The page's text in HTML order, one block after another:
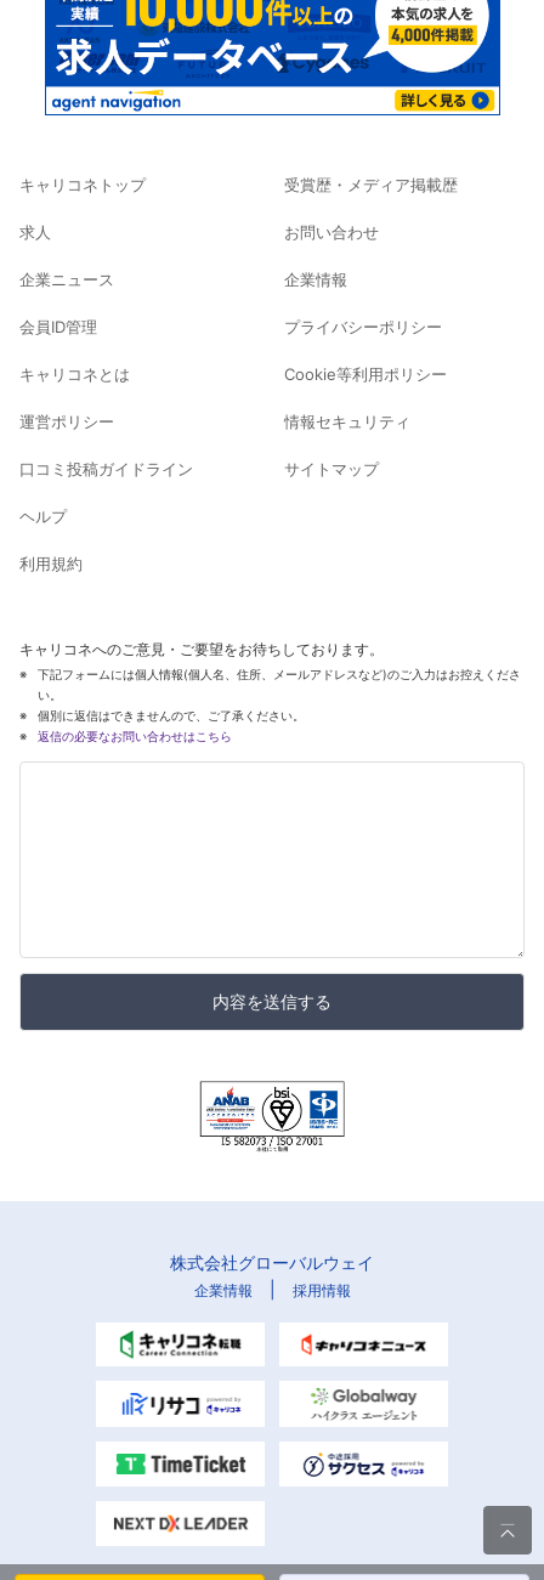
キャリコネトップ
求人
企業ニュース
会員ID管理
キャリコネとは
運営ポリシー
口コミ投稿ガイドライン
ヘルプ
利用規約
受賞歴・メディア掲載歴
お問い合わせ
企業情報
プライバシーポリシー
Cookie等利用ポリシー
情報セキュリティ
サイトマップ
キャリコネへのご意見・ご要望をお待ちしております。
下記フォームには個人情報(個人名、住所、メールアドレスなど)のご入力はお控えくださ
い。
個別に返信はできませんので、ご了承ください。
返信の必要なお問い合わせはこちら
内容を送信する
株式会社グローバルウェイ
企業情報 採用情報
